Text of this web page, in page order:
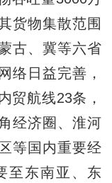
货物集散范围
古、冀等六省
络日益完善，
贸航线23条，
经济圈、淮河
等国内重要经
至东南亚、东